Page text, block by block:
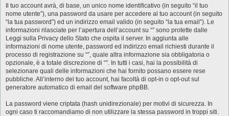
Il tuo account avrà, di base, un unico nome identificativo (in seguito “il tuo
nome utente”), una password da usare per accedere al tuo account (in seguito
“la tua password”) ed un indirizzo email valido (in seguito “la tua email”). Le
informazioni rilasciate per l’apertura dell’account su “” sono protette dalle
Leggi sulla Privacy dello Stato che ospita il server. In aggiunta alle
informazioni di nome utente, password ed indirizzo email richiesti durante il
processo di registrazione su “”, quale altra informazione sia obbligatoria o
opzionale, è a totale discrezione di “”. In tutti i casi, hai la possibilità di
selezionare quali delle informazioni che hai fornito possano essere rese
pubbliche. All’interno del tuo account, hai facoltà di opt-in o opt-out sul
generatore automatico di email del software phpBB.
La password viene criptata (hash unidirezionale) per motivi di sicurezza. In
ogni caso ti raccomandiamo di non utilizzare la stessa password in troppi siti.